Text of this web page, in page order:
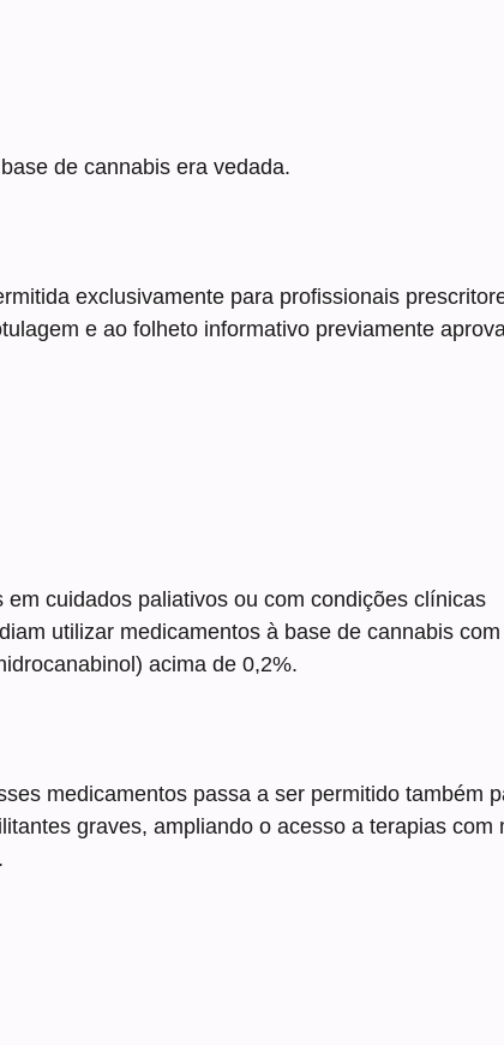
de cannabis era vedada.
exclusivamente para profissionais
e ao folheto informativo previamente
cuidados paliativos ou com condições clínicas
utilizar medicamentos à base de cannabis com
acima de 0,2%.
medicamentos passa a ser permitido também
graves, ampliando o acesso a terapias com